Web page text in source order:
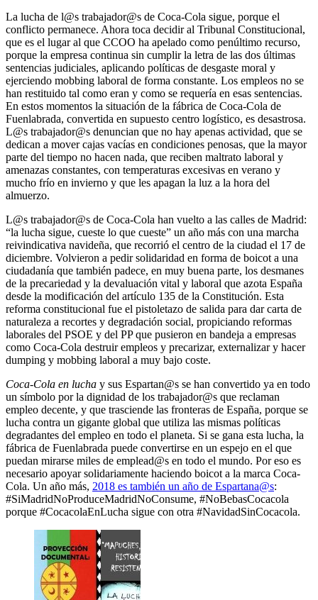
La lucha de l@s trabajador@s de Coca-Cola sigue, porque el
conflicto permanece. Ahora toca decidir al Tribunal Constitucional,
que es el lugar al que CCOO ha apelado como penúltimo recurso,
porque la empresa continua sin cumplir la letra de las dos últimas
sentencias judiciales, aplicando políticas de desgaste moral y
ejerciendo mobbing laboral de forma constante. Los empleos no se
han restituido tal como eran y como se requería en esas sentencias.
En estos momentos la situación de la fábrica de Coca-Cola de
Fuenlabrada, convertida en supuesto centro logístico, es desastrosa.
L@s trabajador@s denuncian que no hay apenas actividad, que se
dedican a mover cajas vacías en condiciones penosas, que la mayor
parte del tiempo no hacen nada, que reciben maltrato laboral y
amenazas constantes, con temperaturas excesivas en verano y
mucho frío en invierno y que les apagan la luz a la hora del
almuerzo.
L@s trabajador@s de Coca-Cola han vuelto a las calles de Madrid:
“la lucha sigue, cueste lo que cueste” un año más con una marcha
reivindicativa navideña, que recorrió el centro de la ciudad el 17 de
diciembre. Volvieron a pedir solidaridad en forma de boicot a una
ciudadanía que también padece, en muy buena parte, los desmanes
de la precariedad y la devaluación vital y laboral que azota España
desde la modificación del artículo 135 de la Constitución. Esta
reforma constitucional fue el pistoletazo de salida para dar carta de
naturaleza a recortes y degradación social, propiciando reformas
laborales del PSOE y del PP que pusieron en bandeja a empresas
como Coca-Cola destruir empleos y precarizar, externalizar y hacer
dumping y mobbing laboral a muy bajo coste.
Coca-Cola en lucha y sus Espartan@s se han convertido ya en todo
un símbolo por la dignidad de los trabajador@s que reclaman
empleo decente, y que trasciende las fronteras de España, porque se
lucha contra un gigante global que utiliza las mismas políticas
degradantes del empleo en todo el planeta. Si se gana esta lucha, la
fábrica de Fuenlabrada puede convertirse en un espejo en el que
puedan mirarse miles de emplead@s en todo el mundo. Por eso es
necesario apoyar solidariamente haciendo boicot a la marca Coca-
Cola. Un año más, 2018 es también un año de Espartana@s:
#SiMadridNoProduceMadridNoConsume, #NoBebasCocacola
porque #CocacolaEnLucha sigue con otra #NavidadSinCocacola.